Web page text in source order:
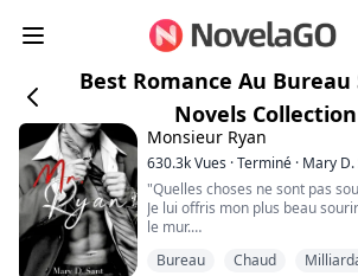
Best Romance Au Bureau
Novels Collection
Monsieur Ryan
630.3kVues ·Terminé · Mary D.
"Quelles choses ne sont pas
Je lui offris mon plus beau
le mur.
si près,
Bureau Chaud